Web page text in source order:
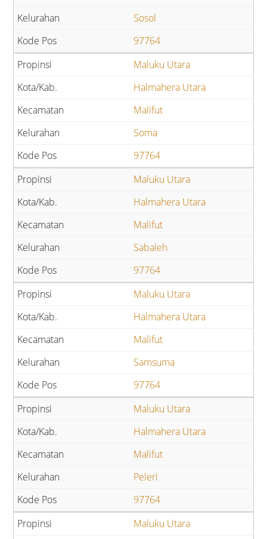
Sosol
97764
Maluku Utara
Halmahera Utara
Malifut
Soma
97764
Maluku Utara
Halmahera Utara
Malifut
Sabaleh
97764
Maluku Utara
Halmahera Utara
Malifut
Samsuma
97764
Maluku Utara
Halmahera Utara
Malifut
Peleri
97764
Maluku Utara